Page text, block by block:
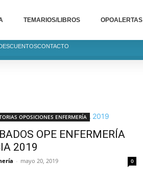
TEMARIOS/LIBROS OPOALERTAS
CONTACTO
OPOSICIONES ENFERMERÍA
OPE ENFERMERÍA
2019
- mayo 20, 2019 0